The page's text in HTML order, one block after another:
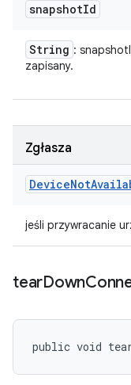
snapshotId
String :
zapisany.
Zgłasza
DeviceNot
jeśli przywracanie
tearDown
public void